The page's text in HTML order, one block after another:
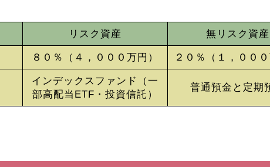
リスク資産 無リスク資産
８０％（４，０００万円） ２０％（１，０００
インデックスファンド（一
部高配当ETF・投資信託）
普通預金と定期